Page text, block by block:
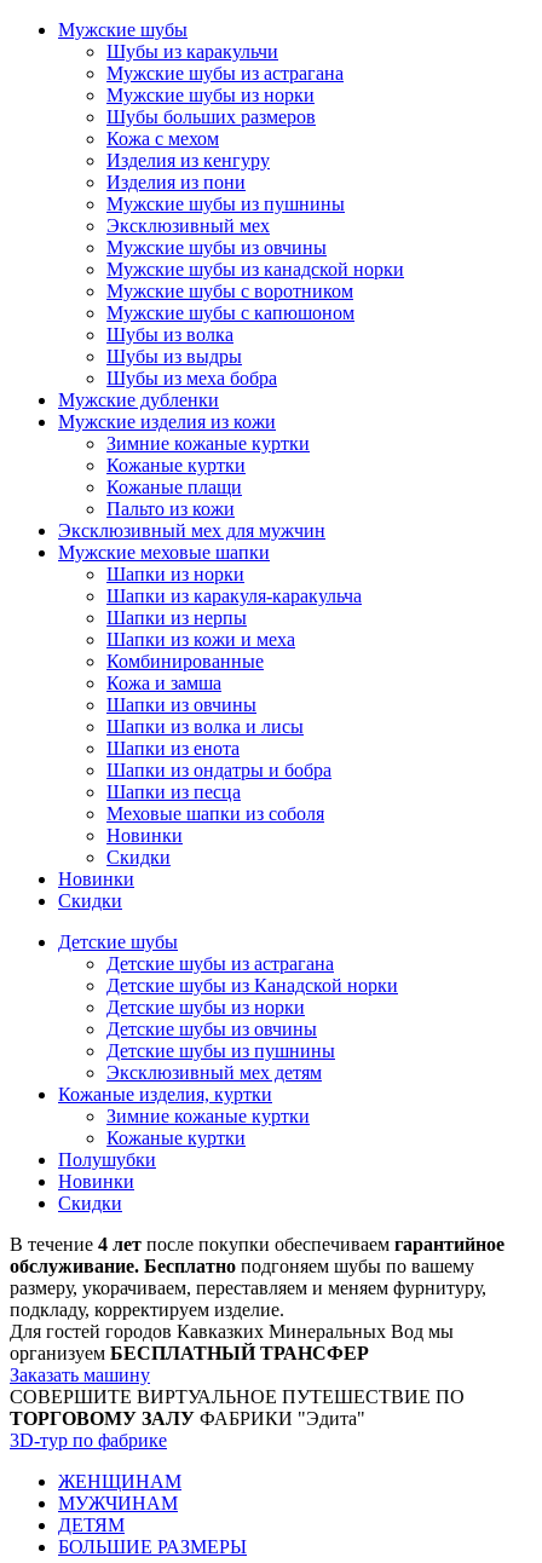
Мужские шубы
Шубы из каракульчи
Мужские шубы из астрагана
Мужские шубы из норки
Шубы больших размеров
Кожа с мехом
Изделия из кенгуру
Изделия из пони
Мужские шубы из пушнины
Эксклюзивный мех
Мужские шубы из овчины
Мужские шубы из канадской норки
Мужские шубы с воротником
Мужские шубы с капюшоном
Шубы из волка
Шубы из выдры
Шубы из меха бобра
Мужские дубленки
Мужские изделия из кожи
Зимние кожаные куртки
Кожаные куртки
Кожаные плащи
Пальто из кожи
Эксклюзивный мех для мужчин
Мужские меховые шапки
Шапки из норки
Шапки из каракуля-каракульча
Шапки из нерпы
Шапки из кожи и меха
Комбинированные
Кожа и замша
Шапки из овчины
Шапки из волка и лисы
Шапки из енота
Шапки из ондатры и бобра
Шапки из песца
Меховые шапки из соболя
Новинки
Скидки
Новинки
Скидки
Детские шубы
Детские шубы из астрагана
Детские шубы из Канадской норки
Детские шубы из норки
Детские шубы из овчины
Детские шубы из пушнины
Эксклюзивный мех детям
Кожаные изделия, куртки
Зимние кожаные куртки
Кожаные куртки
Полушубки
Новинки
Скидки
В течение 4 лет после покупки обеспечиваем гарантийное
обслуживание. Бесплатно подгоняем шубы по вашему
размеру, укорачиваем, переставляем и меняем фурнитуру,
подкладу, корректируем изделие.
Для гостей городов Кавказких Минеральных Вод мы
организуем БЕСПЛАТНЫЙ ТРАНСФЕР
Заказать машину
СОВЕРШИТЕ ВИРТУАЛЬНОЕ ПУТЕШЕСТВИЕ ПО
ТОРГОВОМУ ЗАЛУ ФАБРИКИ "Эдита"
3D-тур по фабрике
ЖЕНЩИНАМ
МУЖЧИНАМ
ДЕТЯМ
БОЛЬШИЕ РАЗМЕРЫ